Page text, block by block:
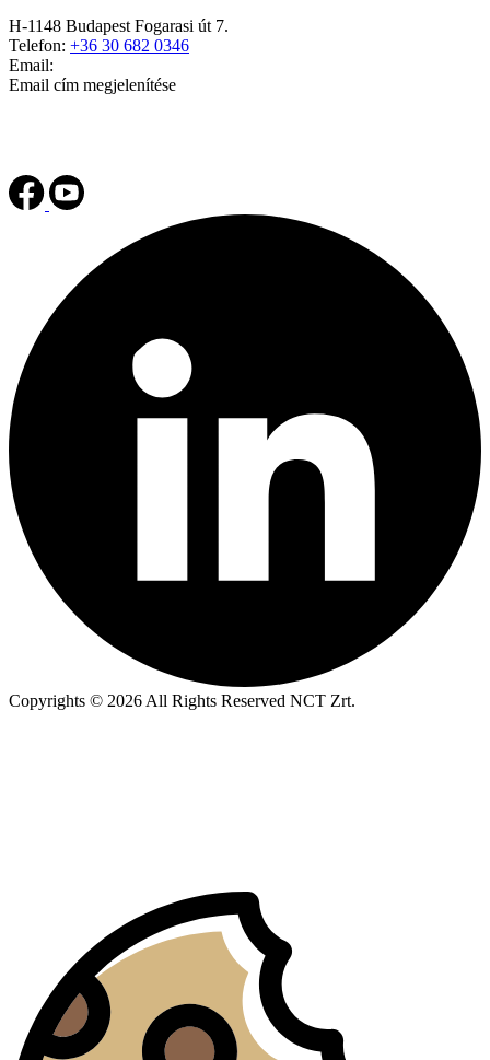
H-1148 Budapest Fogarasi út 7.
Telefon: +36 30 682 0346
Email:
Email cím megjelenítése
Copyrights © 2026 All Rights Reserved NCT Zrt.